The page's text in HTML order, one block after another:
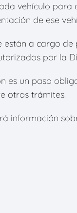
vehículo
de ese
están a cargo
por la
es un paso
otros trámites.
información